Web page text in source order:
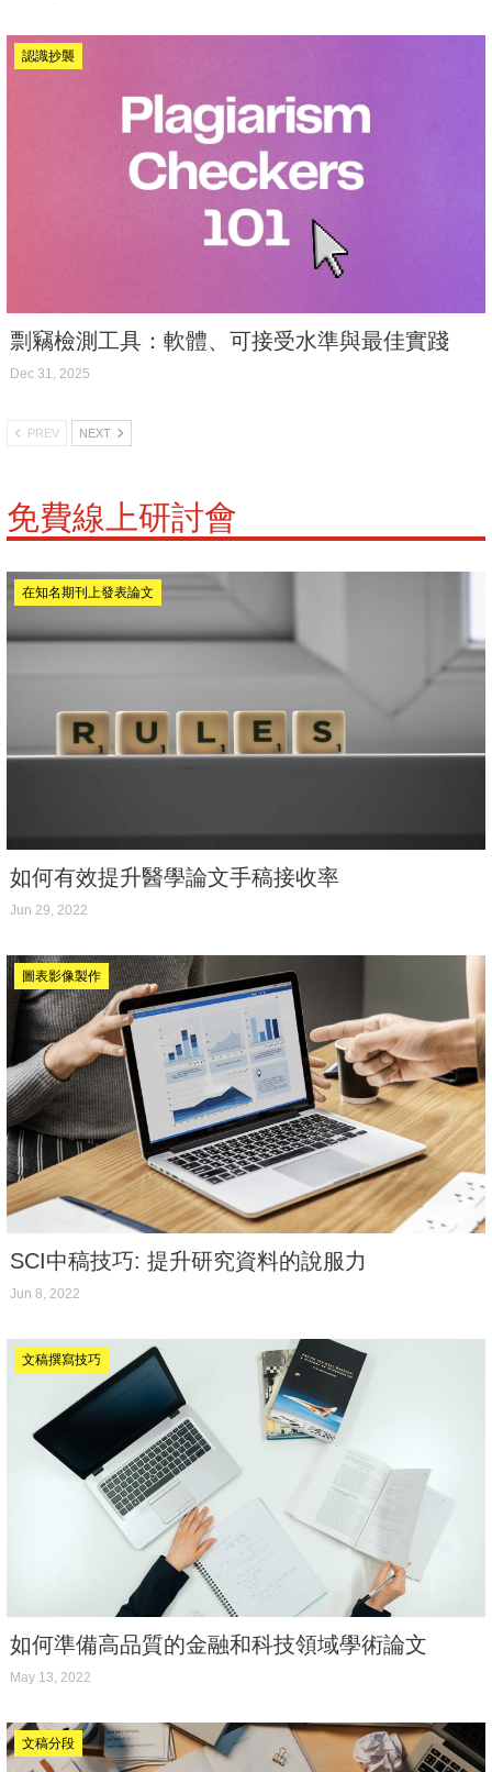
認識抄襲
剽竊檢測工具：軟體、可接受水準與最佳實踐
Dec 31, 2025
PREV NEXT
免費線上研討會
在知名期刊上發表論文
如何有效提升醫學論文手稿接收率
Jun 29, 2022
圖表影像製作
SCI中稿技巧: 提升研究資料的說服力
Jun 8, 2022
文稿撰寫技巧
如何準備高品質的金融和科技領域學術論文
May 13, 2022
文稿分段